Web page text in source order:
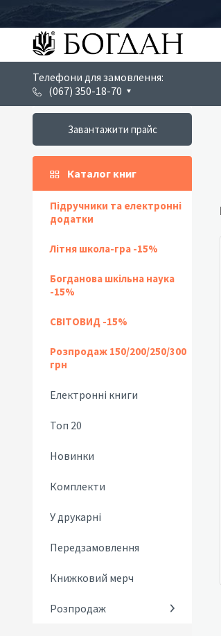
Телефони для замовлення:
(067) 350-18-70
Завантажити прайс
Каталог книг
Підручники та електронні
додатки
Літня школа-гра -15%
Богданова шкільна наука
-15%
СВІТОВИД -15%
Розпродаж 150/200/250/300
грн
Електронні книги
Топ 20
Новинки
Комплекти
У друкарні
Передзамовлення
Книжковий мерч
Розпродаж